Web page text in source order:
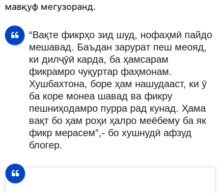
мавқуф мегузоранд.
“Вақте фикрҳо зид шуд, нофаҳмӣ пайдо
мешавад. Баъдан зарурат пеш меояд,
ки дилҷӯӣ карда, ба ҳамсарам
фикрамро чуқуртар фаҳмонам.
Хушбахтона, боре ҳам нашудааст, ки ӯ
ба коре монеа шавад ва фикру
пешниҳодамро пурра рад кунад. Ҳама
вақт бо ҳам роҳи ҳалро меёбему ба як
фикр мерасем”,- бо хушнудӣ афзуд
блогер.